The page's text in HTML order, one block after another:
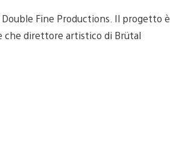
Fine Productions. Il progetto è
che direttore artistico di Brütal